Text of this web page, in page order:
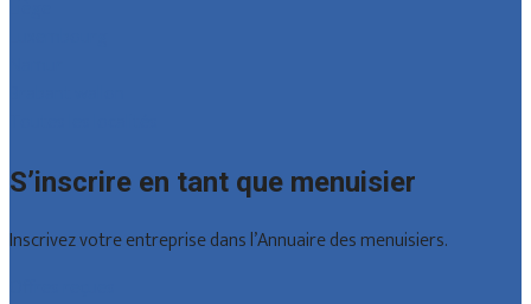
S’inscrire en tant que menuisier
Inscrivez votre entreprise dans l’Annuaire des menuisiers.